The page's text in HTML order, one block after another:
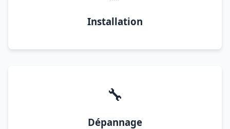
Installation
🔧
Dépannage